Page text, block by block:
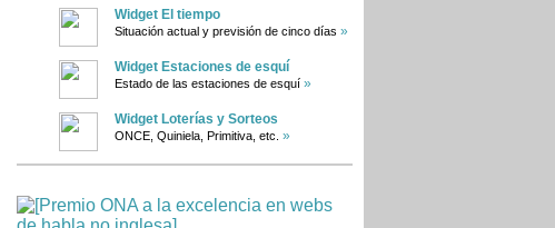
Widget El tiempo
Situación actual y previsión de cinco días »
Widget Estaciones de esquí
Estado de las estaciones de esquí »
Widget Loterías y Sorteos
ONCE, Quiniela, Primitiva, etc. »